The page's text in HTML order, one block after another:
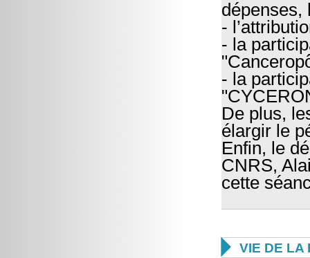
dépenses,
-
- la
- la
De plus,
élargir le
Enfin, le
CNRS,
cette
 VIE DE LA